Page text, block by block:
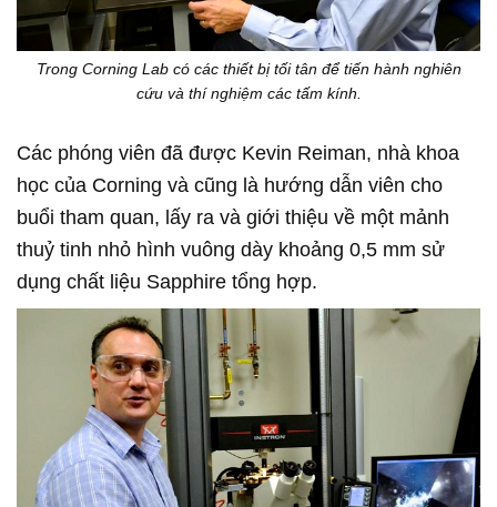
Trong Corning Lab có các thiết bị tối tân để tiến hành nghiên
cứu và thí nghiệm các tấm kính.
Các phóng viên đã được Kevin Reiman, nhà khoa
học của Corning và cũng là hướng dẫn viên cho
buổi tham quan, lấy ra và giới thiệu về một mảnh
thuỷ tinh nhỏ hình vuông dày khoảng 0,5 mm sử
dụng chất liệu Sapphire tổng hợp.